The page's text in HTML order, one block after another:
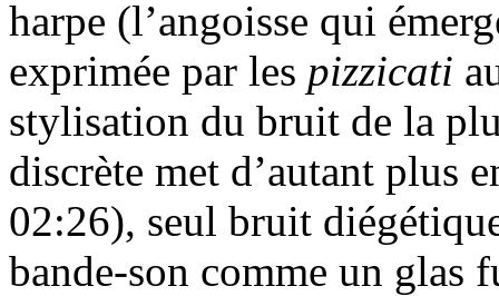
harpe (l’angoisse qui
exprimée par les pizzicati
stylisation du bruit de la
discrète met d’autant plus
02:26), seul bruit
bande-son comme un glas